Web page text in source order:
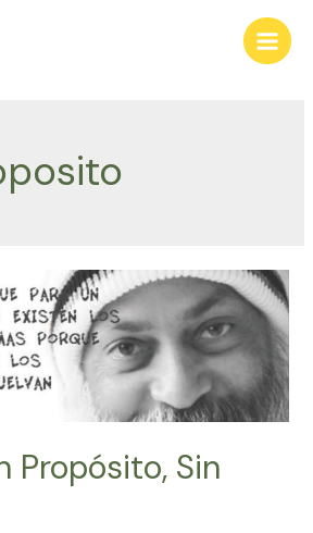
Main
Propósito, Sin